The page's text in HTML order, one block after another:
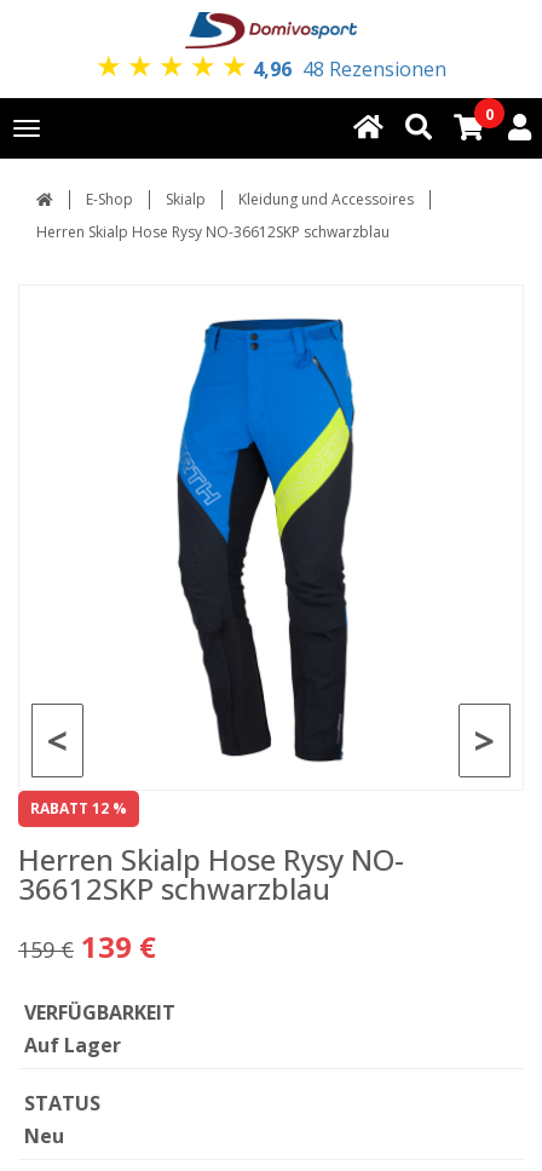
★ ★ ★ ★ ★ 4,96 48 Rezensionen
Toggle
navigation
0
E-Shop Skialp
Kleidung und Accessoires
Herren Skialp Hose Rysy NO-36612SKP schwarzblau
>
<
RABATT 12 %
Herren Skialp Hose Rysy NO-
36612SKP schwarzblau
159 € 139 €
VERFÜGBARKEIT
Auf Lager
STATUS
Neu